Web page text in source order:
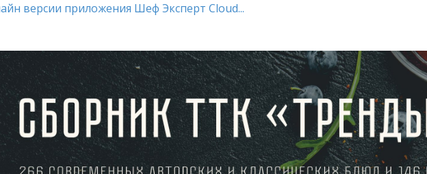
версии приложения Шеф Эксперт Cloud...